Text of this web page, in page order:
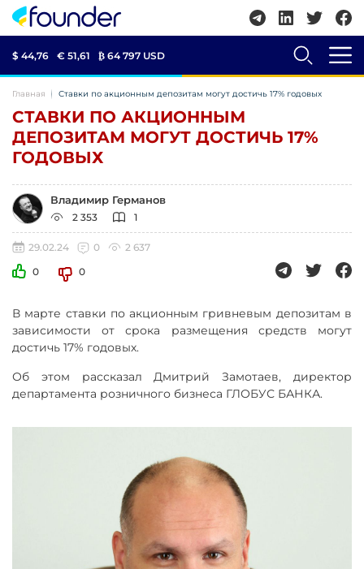
$ 44,76 € 51,61 ₿ 64 797 USD
Главная Ставки по акционным депозитам могут достичь 17% годовых
СТАВКИ ПО АКЦИОННЫМ
ДЕПОЗИТАМ МОГУТ ДОСТИЧЬ 17%
ГОДОВЫХ
Владимир Германов
2 353 1
29.02.24 0
2 637
0
0
В марте ставки по акционным гривневым депозитам в
зависимости от срока размещения средств могут
достичь 17% годовых.
Об этом рассказал Дмитрий Замотаев, директор
департамента розничного бизнеса ГЛОБУС БАНКА.